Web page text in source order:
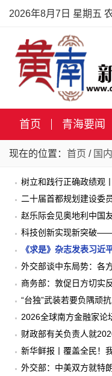
2026年8月7日 星期五
首页 青海要闻
现在的位置： 首页 / 国
树立和践行正确政绩观
二十届首都规划建设委
赵乐际会见奥地利中国
科技创新实现新突破——
《求是》杂志发表习近
外交部谈中东局势：各
商务部：敦促日方切实
“台独”武装若要负隅顽
2026全球南方金融家论
财政部有关负责人就
新华鲜报丨覆盖全民！
外交部：中美双方就特